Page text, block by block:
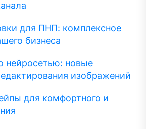
для ПНП: комплексное
бизнеса
нейросетью: новые
изображений
для комфортного и